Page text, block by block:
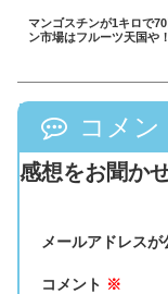
マンゴスチンが1キロで
ン市場はフルーツ天国や！
コメン
感想をお聞か
メールアドレスが
コメント ※